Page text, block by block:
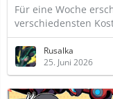
Für eine Woche
verschiedensten
Rusalka
25. Juni 2026